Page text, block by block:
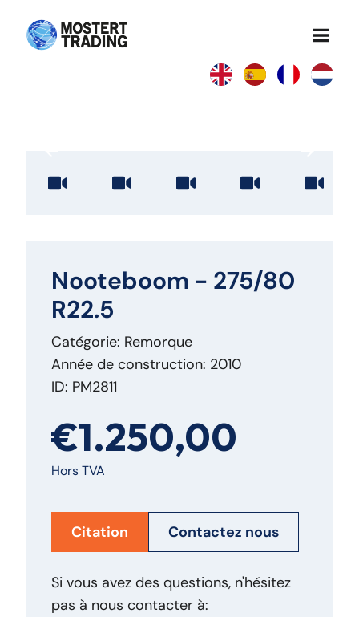
Nooteboom - 275/80
R22.5
Catégorie: Remorque
Année de construction: 2010
ID: PM2811
€1.250,00
Hors TVA
Citation Contactez nous
Si vous avez des questions, n'hésitez
pas à nous contacter à: